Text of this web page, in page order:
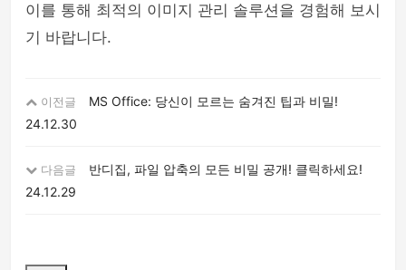
이를 통해 최적의 이미지 관리 솔루션을 경험해 보시
기 바랍니다.
이전글
MS Office: 당신이 모르는 숨겨진 팁과 비밀!
24.12.30
다음글
반디집, 파일 압축의 모든 비밀 공개! 클릭하세요!
24.12.29